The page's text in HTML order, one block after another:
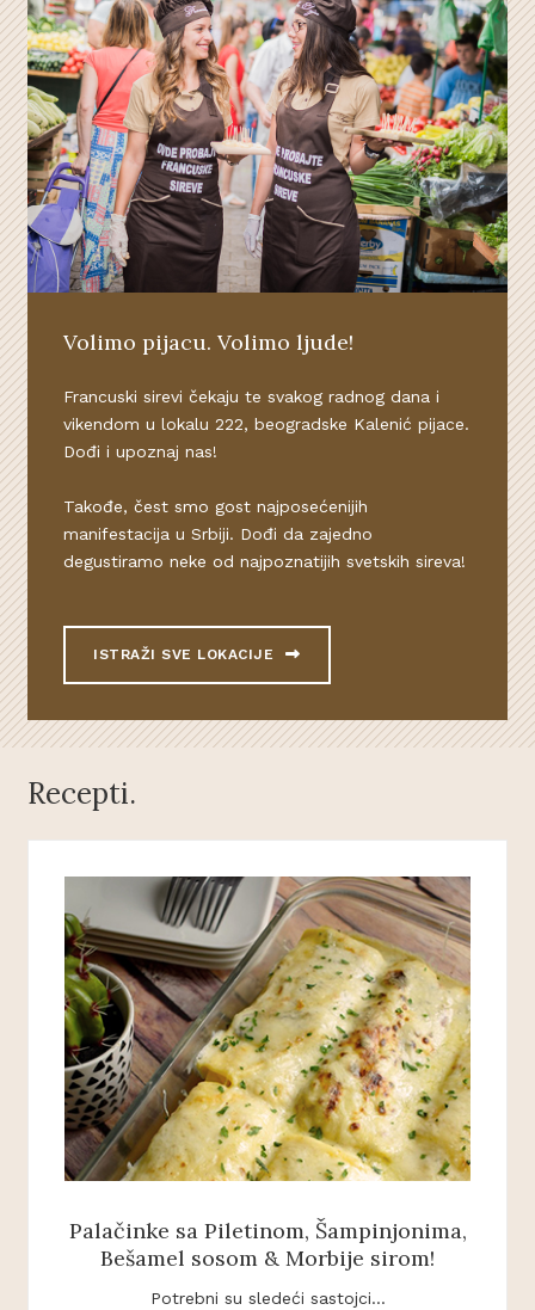
Volimo pijacu. Volimo ljude!
Francuski sirevi čekaju te svakog radnog dana i
vikendom u lokalu 222, beogradske Kalenić pijace.
Dođi i upoznaj nas!
Takođe, čest smo gost najposećenijih
manifestacija u Srbiji. Dođi da zajedno
degustiramo neke od najpoznatijih svetskih sireva!
ISTRAŽI SVE LOKACIJE
Recepti.
Palačinke sa Piletinom, Šampinjonima,
Bešamel sosom & Morbije sirom!
Potrebni su sledeći sastojci...